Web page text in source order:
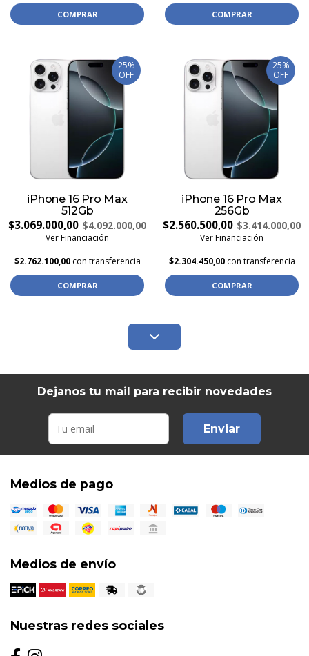
COMPRAR COMPRAR
25%
OFF
iPhone 16 Pro Max
512Gb
$3.069.000,00 $4.092.000,00
Ver Financiación
$2.762.100,00con transferencia
COMPRAR
25%
OFF
iPhone 16 Pro Max
256Gb
$2.560.500,00 $3.414.000,00
Ver Financiación
$2.304.450,00con transferencia
COMPRAR
Dejanos tu mail para recibir novedades
Enviar
Medios de pago
Medios de envío
Nuestras redes sociales